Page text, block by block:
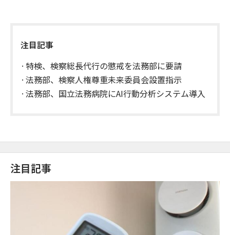
注目記事
特検、検察総長代行の懲戒を法務部に要請
法務部、検察人権尊重未来委員会設置指示
法務部、国立法務病院にAI行動分析システム導入
注目記事